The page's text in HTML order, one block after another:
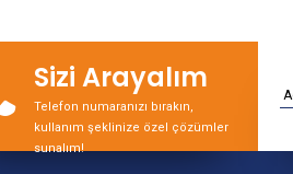
Sizi Arayalım
Telefon numaranızı bırakın,
kullanım şeklinize özel çözümler
sunalım!